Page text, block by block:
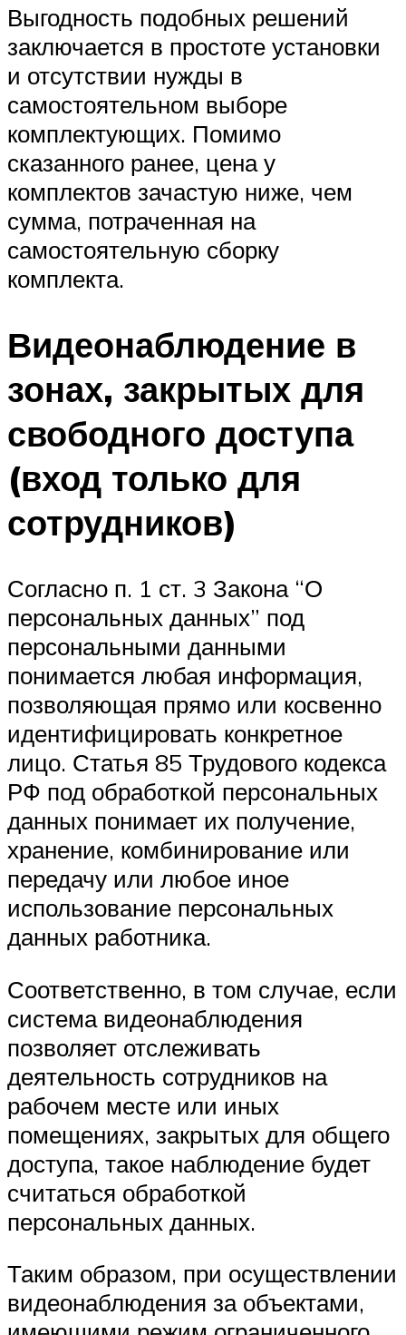
Выгодность подобных решений
заключается в простоте установки
и отсутствии нужды в
самостоятельном выборе
комплектующих. Помимо
сказанного ранее, цена у
комплектов зачастую ниже, чем
сумма, потраченная на
самостоятельную сборку
комплекта.
Видеонаблюдение в
зонах, закрытых для
свободного доступа
(вход только для
сотрудников)
Согласно п. 1 ст. 3 Закона “О
персональных данных” под
персональными данными
понимается любая информация,
позволяющая прямо или косвенно
идентифицировать конкретное
лицо. Статья 85 Трудового кодекса
РФ под обработкой персональных
данных понимает их получение,
хранение, комбинирование или
передачу или любое иное
использование персональных
данных работника.
Соответственно, в том случае, если
система видеонаблюдения
позволяет отслеживать
деятельность сотрудников на
рабочем месте или иных
помещениях, закрытых для общего
доступа, такое наблюдение будет
считаться обработкой
персональных данных.
Таким образом, при осуществлении
видеонаблюдения за объектами,